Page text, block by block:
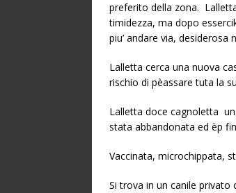
preferito della zona.
timidezza, ma dopo
piu’ andare via,
Lalletta cerca una nuova
rischio di pèassare tuta la
Lalletta doce cagnoletta
stata abbandonata ed èp
Vaccinata, microchippata,
Si trova in un canile